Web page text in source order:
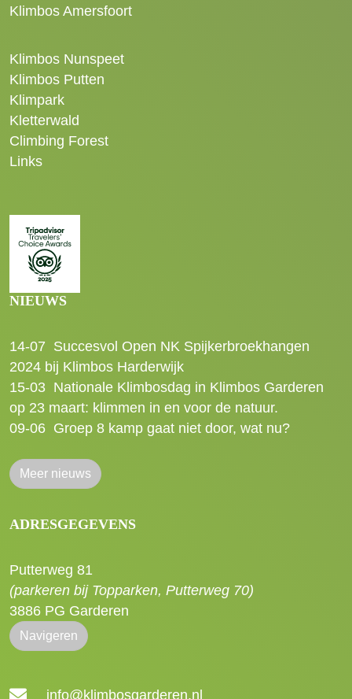
Klimbos Amersfoort
Klimbos Nunspeet
Klimbos Putten
Klimpark
Kletterwald
Climbing Forest
Links
NIEUWS
14-07 Succesvol Open NK Spijkerbroekhangen
2024 bij Klimbos Harderwijk
15-03 Nationale Klimbosdag in Klimbos Garderen
op 23 maart: klimmen in en voor de natuur.
09-06 Groep 8 kamp gaat niet door, wat nu?
Meer nieuws
ADRESGEGEVENS
Putterweg 81
(parkeren bij Topparken, Putterweg 70)
3886 PG Garderen
Navigeren
info@klimbosgarderen.nl